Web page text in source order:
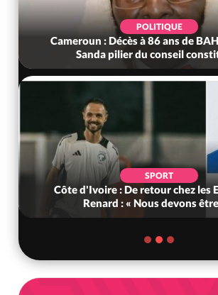
POLITIQUE
Cameroun : Décès à 86 ans de
Sanda pilier du conseil
SPORT
Côte d'Ivoire : De retour chez les
Renard : « Nous devons